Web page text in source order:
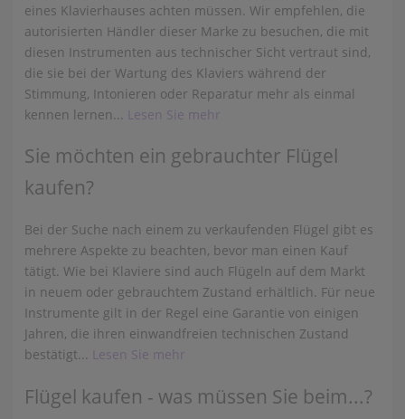
eines Klavierhauses achten müssen. Wir empfehlen, die
autorisierten Händler dieser Marke zu besuchen, die mit
diesen Instrumenten aus technischer Sicht vertraut sind,
die sie bei der Wartung des Klaviers während der
Stimmung, Intonieren oder Reparatur mehr als einmal
kennen lernen...
Lesen Sie mehr
Sie möchten ein gebrauchter Flügel
kaufen?
Bei der Suche nach einem zu verkaufenden Flügel gibt es
mehrere Aspekte zu beachten, bevor man einen Kauf
tätigt. Wie bei Klaviere sind auch Flügeln auf dem Markt
in neuem oder gebrauchtem Zustand erhältlich. Für neue
Instrumente gilt in der Regel eine Garantie von einigen
Jahren, die ihren einwandfreien technischen Zustand
bestätigt... Lesen Sie mehr
Flügel kaufen - was müssen Sie beim...?